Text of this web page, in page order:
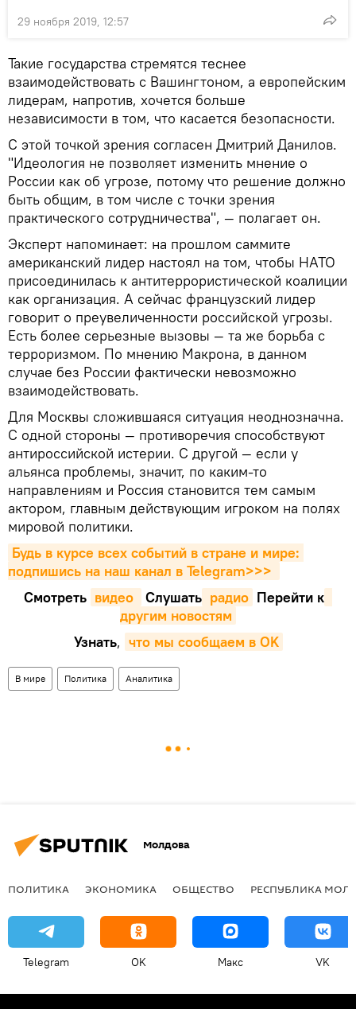
29 ноября 2019, 12:57
Такие государства стремятся теснее
взаимодействовать с Вашингтоном, а европейским
лидерам, напротив, хочется больше
независимости в том, что касается безопасности.
С этой точкой зрения согласен Дмитрий Данилов.
"Идеология не позволяет изменить мнение о
России как об угрозе, потому что решение должно
быть общим, в том числе с точки зрения
практического сотрудничества", — полагает он.
Эксперт напоминает: на прошлом саммите
американский лидер настоял на том, чтобы НАТО
присоединилась к антитеррористической коалиции
как организация. А сейчас французский лидер
говорит о преувеличенности российской угрозы.
Есть более серьезные вызовы — та же борьба с
терроризмом. По мнению Макрона, в данном
случае без России фактически невозможно
взаимодействовать.
Для Москвы сложившаяся ситуация неоднозначна.
С одной стороны — противоречия способствуют
антироссийской истерии. С другой — если у
альянса проблемы, значит, по каким-то
направлениям и Россия становится тем самым
актором, главным действующим игроком на полях
мировой политики.
Будь в курсе всех событий в стране и мире:
подпишись на наш канал в Telegram>>>
Смотреть видео Cлушать радио Перейти к
другим новостям
Узнать, что мы сообщаем в OK
В мире Политика Аналитика
Молдова
ПОЛИТИКА ЭКОНОМИКА ОБЩЕСТВО РЕСПУБЛИКА
Telegram OK Макс VK